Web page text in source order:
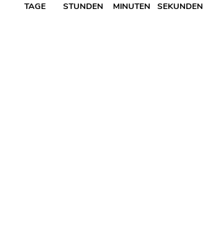
TAGE STUNDEN MINUTEN SEKUNDEN